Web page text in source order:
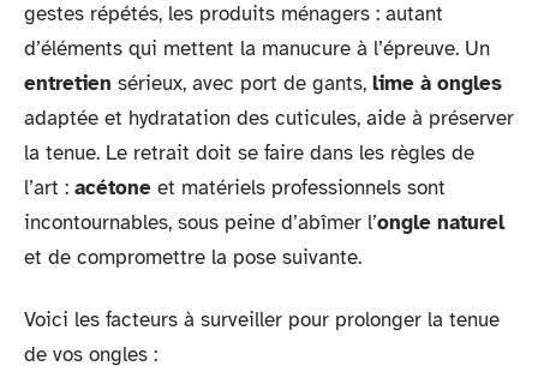
gestes répétés, les produits ménagers : autant
d’éléments qui mettent la manucure à l’épreuve. Un
entretien sérieux, avec port de gants, lime à ongles
adaptée et hydratation des cuticules, aide à préserver
la tenue. Le retrait doit se faire dans les règles de
l’art : acétone et matériels professionnels sont
incontournables, sous peine d’abîmer l’ongle naturel
et de compromettre la pose suivante.
Voici les facteurs à surveiller pour prolonger la tenue
de vos ongles :